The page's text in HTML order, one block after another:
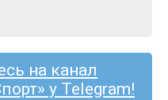
на канал
у Telegram!